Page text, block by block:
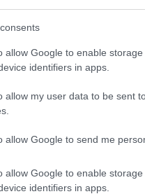
allow Google to enable
identifiers in apps.
allow my user data to be sent
allow Google to send me
allow Google to enable
identifiers in apps.
σημείωσε:
γεμάτο από
κατά των
εμένα
μού έδωσε
είναι για τους
και τι θα
και
να υποστώ αυτά τα